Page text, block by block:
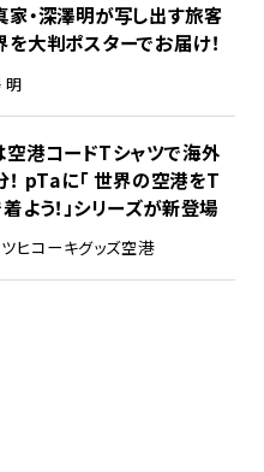
家・深澤明が写し出す旅客
大判ポスターでお届け！
明
空港コードTシャツで海外
pTaに「 世界の空港をT
よう！」シリーズが新登場
ヒコーキグッズ空港